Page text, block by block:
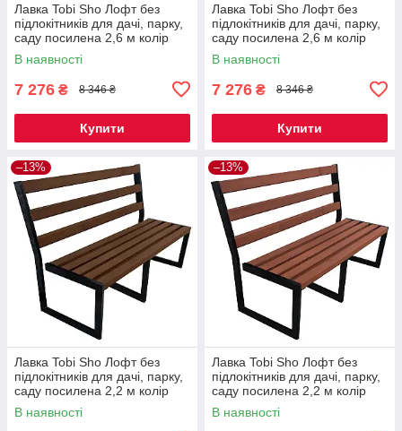
Лавка Tobi Sho Лофт без
підлокітників для дачі, парку,
саду посилена 2,6 м колір
горіх
В наявності
7 276 ₴ 8 346 ₴
Купити
Лавка Tobi Sho Лофт без
підлокітників для дачі, парку,
саду посилена 2,6 м колір
махагоній
В наявності
7 276 ₴ 8 346 ₴
Купити
–13%
Лавка Tobi Sho Лофт без
підлокітників для дачі, парку,
саду посилена 2,2 м колір
горіх
В наявності
–13%
Лавка Tobi Sho Лофт без
підлокітників для дачі, парку,
саду посилена 2,2 м колір
черешня
В наявності